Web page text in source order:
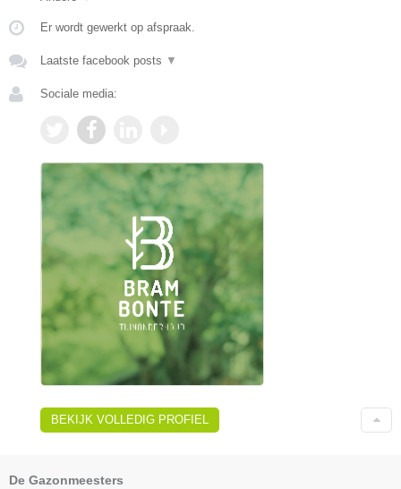
Er wordt gewerkt op afspraak.
Laatste facebook posts ▼
Sociale media:
BEKIJK VOLLEDIG PROFIEL
De Gazonmeesters